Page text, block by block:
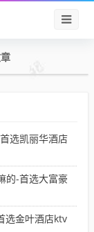
选凯丽华酒店
的-首选大富豪
选金叶酒店ktv